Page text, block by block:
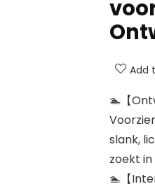
Add
🏊‍【
slank,
zoekt
🏊‍【